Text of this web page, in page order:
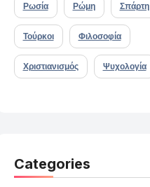
Ρωσία Ρώμη Σπάρτη
Τούρκοι Φιλοσοφία
Χριστιανισμός Ψυχολογία
Categories